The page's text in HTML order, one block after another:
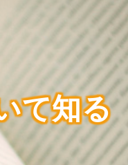
て知る